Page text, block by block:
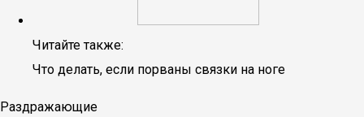
Читайте также:
Что делать, если порваны связки на ноге
Раздражающие